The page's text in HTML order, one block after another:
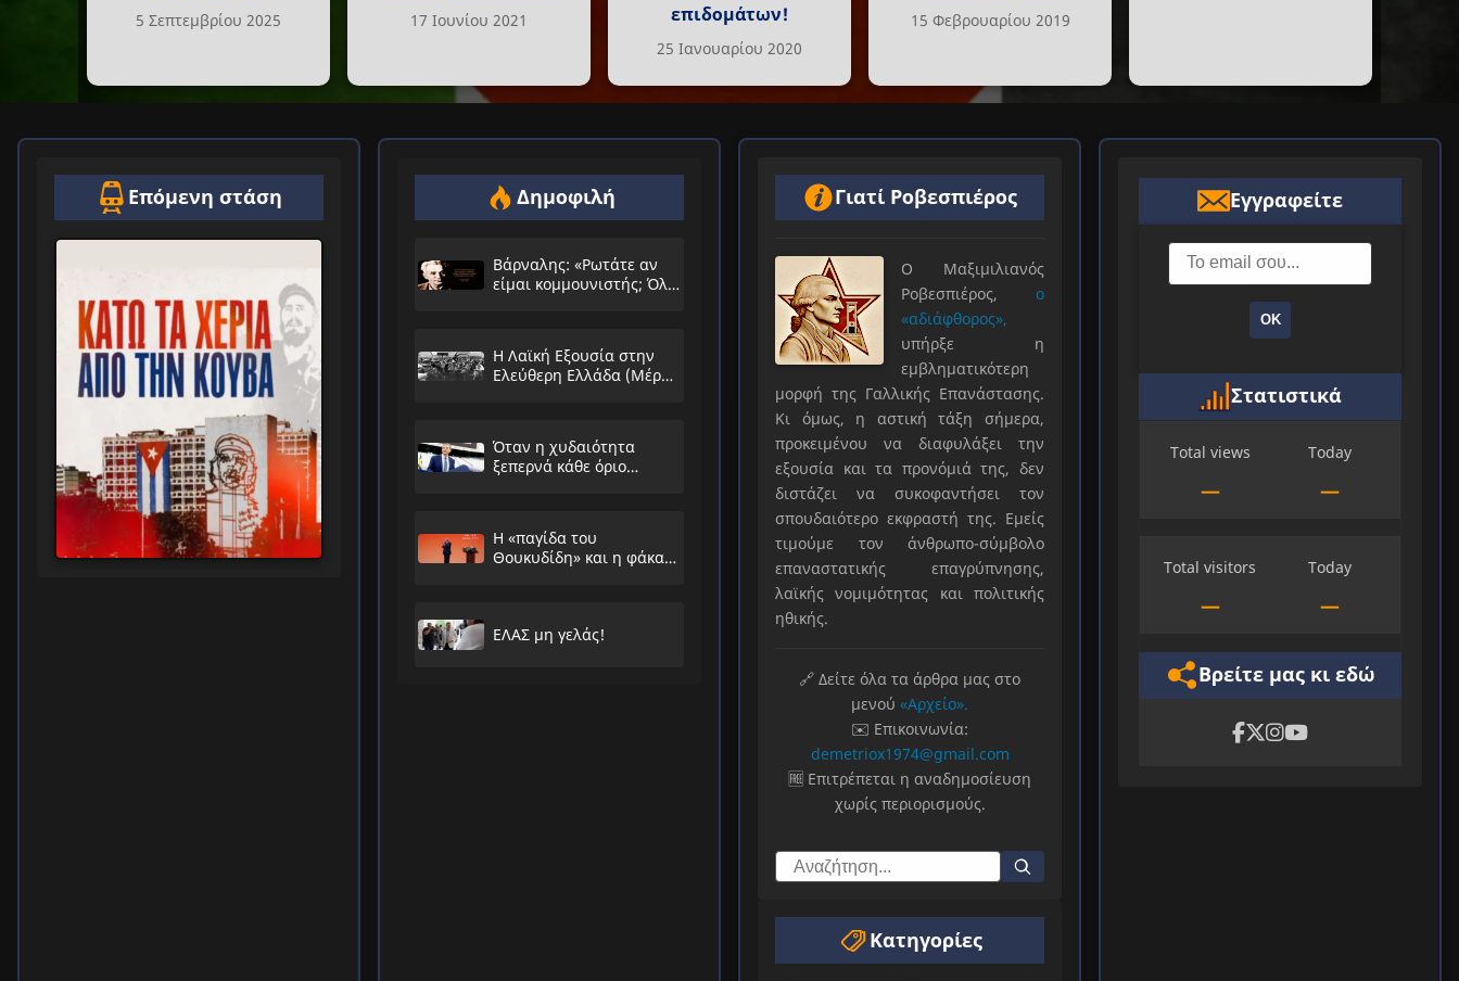
5 Σεπτεμβρίου 2025 17 Ιουνίου 2021
επιδομάτων!
25 Ιανουαρίου 2020
15 Φεβρουαρίου 2019
Επόμενη στάση Δημοφιλή
Βάρναλης: «Ρωτάτε αν
είμαι κομμουνιστής; Όλο
Η Λαϊκή Εξουσία στην
Ελεύθερη Ελλάδα (Μέρος
Όταν η χυδαιότητα
ξεπερνά κάθε όριο…
Η «παγίδα του
Θουκυδίδη» και η φάκα
ΕΛΑΣ μη γελάς!
Γιατί Ροβεσπιέρος
Ο Μαξιμιλιανός
Ροβεσπιέρος, ο
«αδιάφθορος»,
υπήρξε η
εμβληματικότερη
μορφή της Γαλλικής Επανάστασης.
Κι όμως, η αστική τάξη σήμερα,
προκειμένου να διαφυλάξει την
εξουσία και τα προνόμιά της, δεν
διστάζει να συκοφαντήσει τον
σπουδαιότερο εκφραστή της. Εμείς
τιμούμε τον άνθρωπο-σύμβολο
επαναστατικής επαγρύπνησης,
λαϊκής νομιμότητας και πολιτικής
ηθικής.
🔗 Δείτε όλα τα άρθρα μας στο
μενού «Αρχείο».
✉️ Επικοινωνία:
demetriox1974@gmail.com
🆓 Επιτρέπεται η αναδημοσίευση
χωρίς περιορισμούς.
Κατηγορίες
Εγγραφείτε
ΟΚ
Στατιστικά
Total views
—
Today
—
Total visitors
—
Today
—
Βρείτε μας κι εδώ